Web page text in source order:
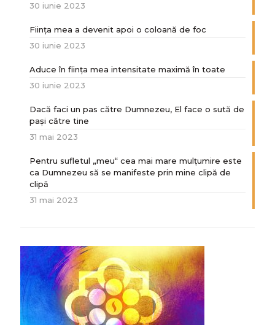
30 iunie 2023
Ființa mea a devenit apoi o coloană de foc
30 iunie 2023
Aduce în ființa mea intensitate maximă în toate
30 iunie 2023
Dacă faci un pas către Dumnezeu, El face o sută de
paşi către tine
31 mai 2023
Pentru sufletul „meu“ cea mai mare mulțumire este
ca Dumnezeu să se manifeste prin mine clipă de
clipă
31 mai 2023